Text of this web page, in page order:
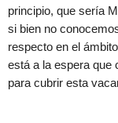
principio, que sería
si bien no
respecto en el
está a la espera que
para cubrir esta